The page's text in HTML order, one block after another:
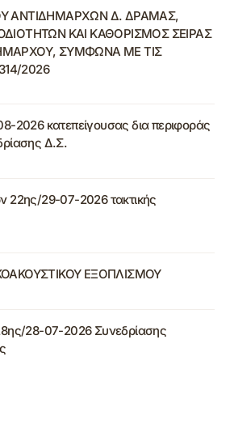
ΑΝΤΙΔΗΜΑΡΧΩΝ Δ. ΔΡΑΜΑΣ,
ΚΑΙ ΚΑΘΟΡΙΣΜΟΣ ΣΕΙΡΑΣ
ΣΥΜΦΩΝΑ ΜΕ ΤΙΣ
2026
2026 κατεπείγουσας δια περιφοράς
Δ.Σ.
22ης/29-07-2026 τακτικής
ΕΞΟΠΛΙΣΜΟΥ
28-07-2026 Συνεδρίασης